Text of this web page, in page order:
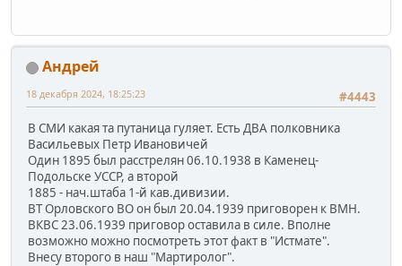
Андрей
#4443
18 декабря 2024, 18:25:23
В СМИ какая та путаница гуляет. Есть ДВА полковника
Васильевых Петр Ивановичей
Один 1895 был расстрелян 06.10.1938 в Каменец-
Подольске УССР, а второй
1885 - нач.штаба 1-й кав.дивизии.
ВТ Орловского ВО он был 20.04.1939 приговорен к ВМН.
ВКВС 23.06.1939 приговор оставила в силе. Вполне
возможно можно посмотреть этот факт в "Истмате".
Внесу второго в наш "Мартиролог".